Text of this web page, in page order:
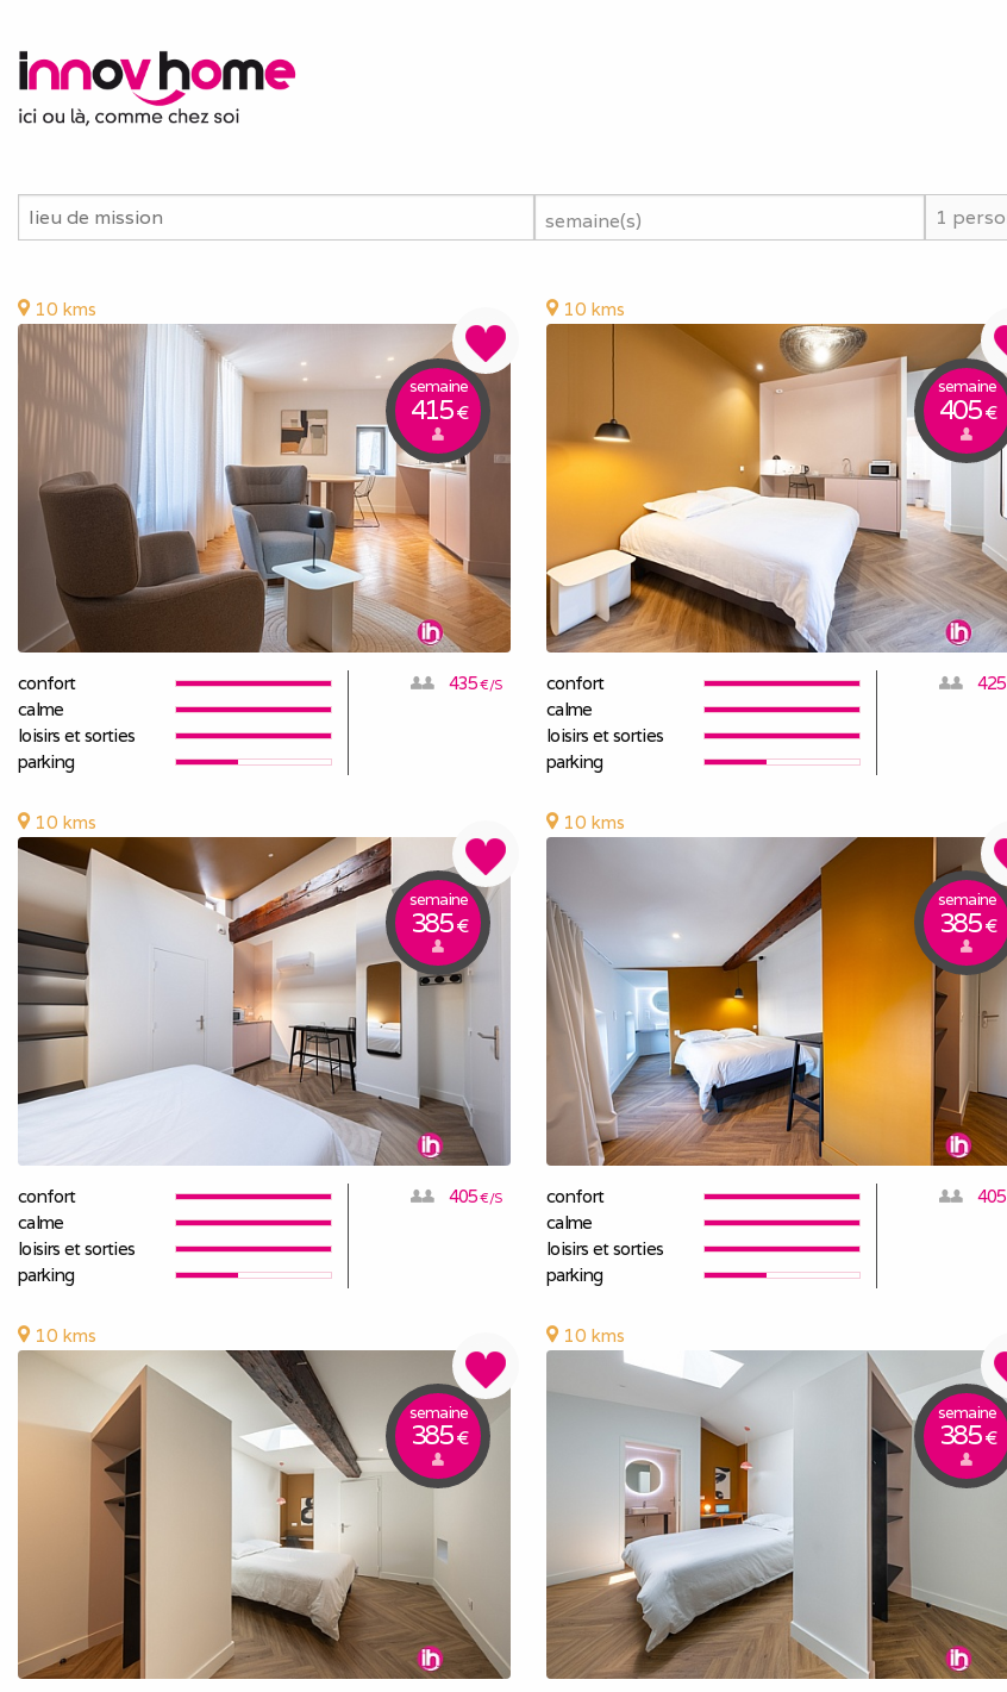
semaine(s)
10 kms
semaine
415€
confort
calme
loisirs et sorties
parking
435€/S
10 kms
semaine
405€
confort
calme
loisirs et sorties
parking
425
10 kms
semaine
385€
confort
calme
loisirs et sorties
parking
405€/S
10 kms
semaine
385€
confort
calme
loisirs et sorties
parking
405
10 kms
semaine
385€
10 kms
semaine
385€